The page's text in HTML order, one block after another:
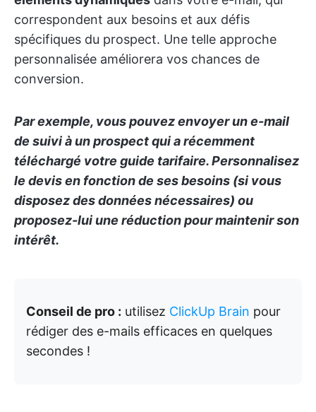
correspondent aux besoins et aux défis
spécifiques du prospect. Une telle approche
personnalisée améliorera vos chances de
conversion.
Par exemple, vous pouvez envoyer un e-mail
de suivi à un prospect qui a récemment
téléchargé votre guide tarifaire. Personnalisez
le devis en fonction de ses besoins (si vous
disposez des données nécessaires) ou
proposez-lui une réduction pour maintenir son
intérêt.
Conseil de pro : utilisez ClickUp Brain pour
rédiger des e-mails efficaces en quelques
secondes !